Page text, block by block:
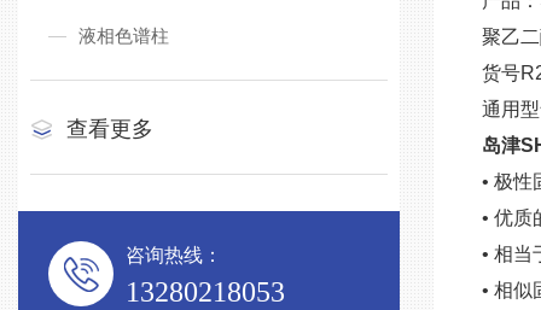
液相色谱柱
查看更多
咨询热线：
13280218053
聚乙
货号
通用
岛津
• 极
• 优质
• 相当
• 相似